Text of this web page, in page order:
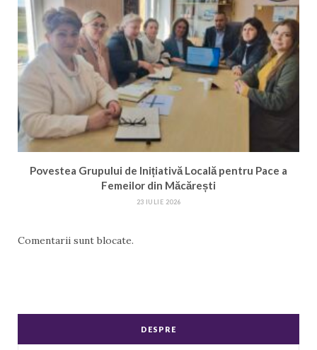
Povestea Grupului de Inițiativă Locală pentru Pace a
Femeilor din Măcărești
23 IULIE 2026
Comentarii sunt blocate.
DESPRE